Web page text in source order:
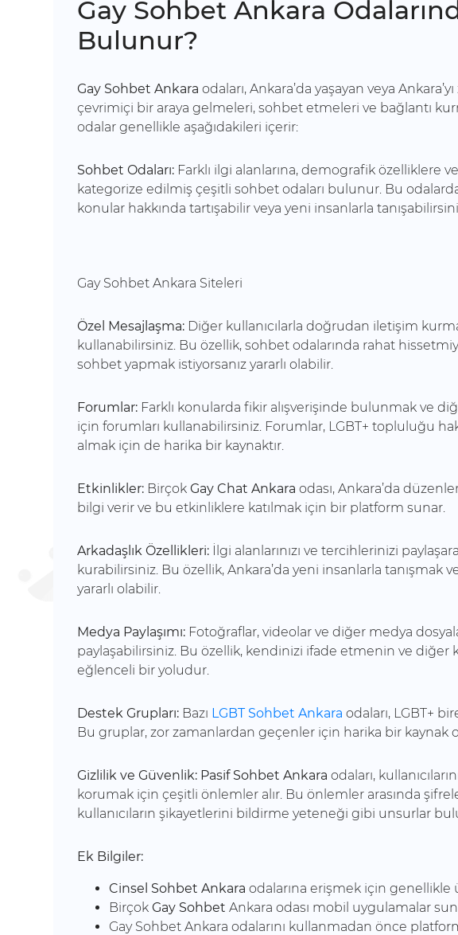
Gay Sohbet Ankara
Bulunur?
Gay Sohbet Ankara odaları, Ankara’da yaşayan veya
çevrimiçi bir araya gelmeleri, sohbet etmeleri ve bağlantı
odalar genellikle aşağıdakileri içerir:
Sohbet Odaları: Farklı ilgi alanlarına, demografik özelliklere
kategorize edilmiş çeşitli sohbet odaları bulunur. Bu
konular hakkında tartışabilir veya yeni insanlarla
Gay Sohbet Ankara Siteleri
Özel Mesajlaşma: Diğer kullanıcılarla doğrudan iletişim
kullanabilirsiniz. Bu özellik, sohbet odalarında rahat
sohbet yapmak istiyorsanız yararlı olabilir.
Forumlar: Farklı konularda fikir alışverişinde bulunmak ve
için forumları kullanabilirsiniz. Forumlar, LGBT+ topluluğu
almak için de harika bir kaynaktır.
Etkinlikler: Birçok Gay Chat Ankara odası, Ankara’da
bilgi verir ve bu etkinliklere katılmak için bir platform sunar.
Arkadaşlık Özellikleri: İlgi alanlarınızı ve tercihlerinizi
kurabilirsiniz. Bu özellik, Ankara’da yeni insanlarla tanışmak
yararlı olabilir.
Medya Paylaşımı: Fotoğraflar, videolar ve diğer medya
paylaşabilirsiniz. Bu özellik, kendinizi ifade etmenin ve diğer
eğlenceli bir yoludur.
Destek Grupları: Bazı LGBT Sohbet Ankara odaları, LGBT+
Bu gruplar, zor zamanlardan geçenler için harika bir kaynak
Gizlilik ve Güvenlik: Pasif Sohbet Ankara odaları,
korumak için çeşitli önlemler alır. Bu önlemler arasında
kullanıcıların şikayetlerini bildirme yeteneği gibi unsurlar
Ek Bilgiler:
Cinsel Sohbet Ankara odalarına erişmek için genellikle
Birçok Gay Sohbet Ankara odası mobil uygulamalar
Gay Sohbet Ankara odalarını kullanmadan önce